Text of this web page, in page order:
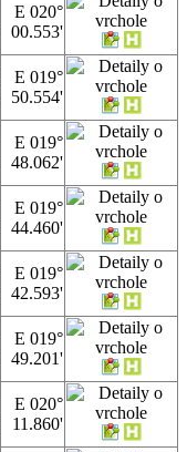
E 020°
00.553'
E 019°
50.554'
E 019°
48.062'
E 019°
44.460'
E 019°
42.593'
E 019°
49.201'
E 020°
11.860'